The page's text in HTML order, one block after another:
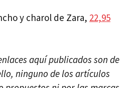
y charol de Zara, 22,95
aquí publicados son de
ninguno de los artículos